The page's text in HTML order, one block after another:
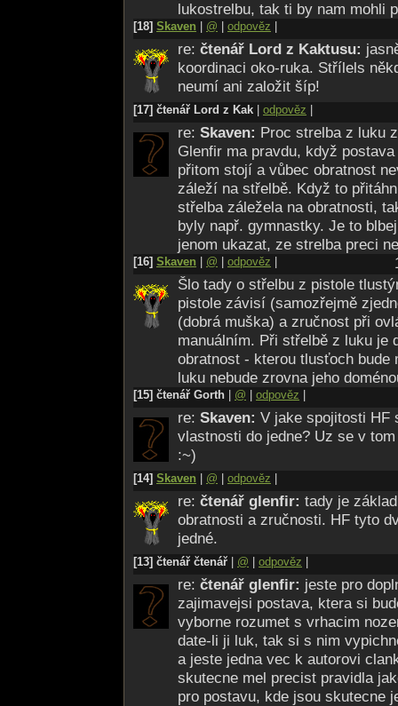
lukostrelbu, tak ti by nam mohli
[18] Skaven @ odpověz
re: čtenář Lord z Kaktusu:
koordinaci oko-ruka. Střílels
neumí ani založit šíp!
[17] čtenář Lord z Kak odpověz
re: Skaven: Proc strelba z luku
Glenfir ma pravdu, když
přitom stojí a vůbec obratnost
záleží na střelbě. Když to
střelba záležela na obratnosti,
byly např. gymnastky. Je to
jenom ukazat, ze strelba preci
[16] Skaven @ odpověz
Šlo tady o střelbu z pistole
pistole závisí (samozřejmě
(dobrá muška) a zručnost při
manuálním. Při střelbě z luku je
obratnost - kterou tlusťoch
luku nebude zrovna jeho
[15] čtenář Gorth @ odpověz
re: Skaven: V jake spojitosti HF
vlastnosti do jedne? Uz se v
:~)
[14] Skaven @ odpověz
re: čtenář glenfir: tady je
obratnosti a zručnosti. HF tyto
jedné.
[13] čtenář čtenář @ odpověz
re: čtenář glenfir: jeste pro
zajimavejsi postava, ktera si
vyborne rozumet s vrhacim
date-li ji luk, tak si s nim
a jeste jedna vec k autorovi
skutecne mel precist pravidla
pro postavu, kde jsou skutecne